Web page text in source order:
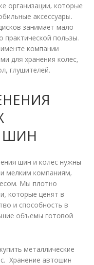
организации, которые
аксессуары.
занимает мало
практической пользы.
компании
для хранения колес,
глушителей.
ШИН
шин и колес нужны
мелким компаниям,
Мы плотно
которые ценят в
и способность в
объемы готовой
металлические
Хранение автошин